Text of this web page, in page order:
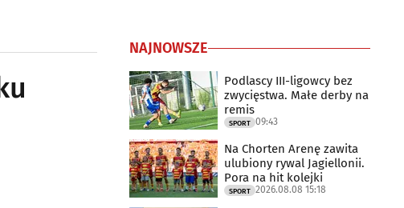
NAJNOWSZE
Podlascy III-ligowcy bez
zwycięstwa. Małe derby na
remis
SPORT 09:43
Na Chorten Arenę zawita
ulubiony rywal Jagiellonii.
Pora na hit kolejki
SPORT 2026.08.08 15:18